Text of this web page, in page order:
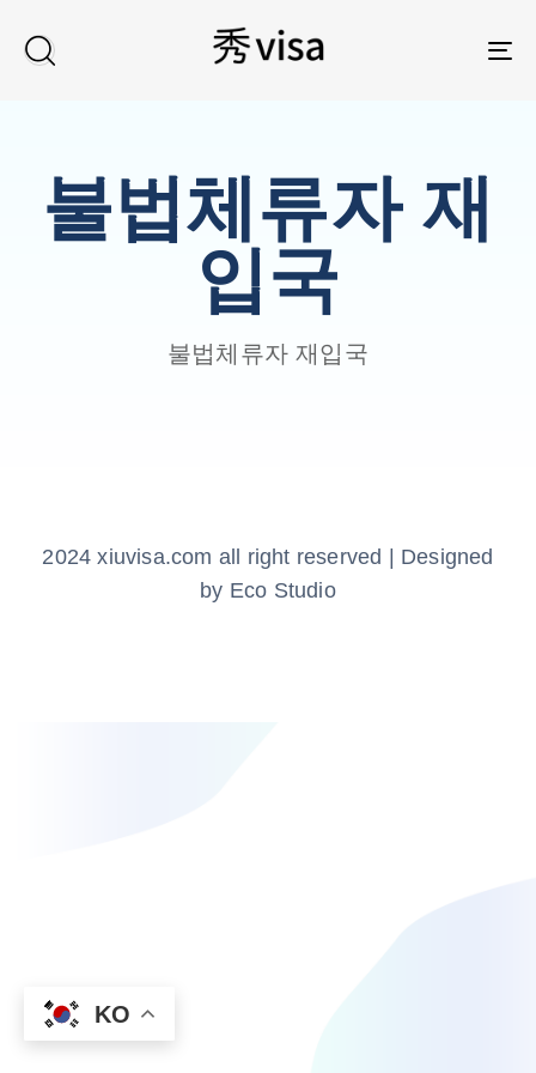
불법체류자 재
입국
불법체류자 재입국
2024 xiuvisa.com all right reserved | Designed
by Eco Studio
KO